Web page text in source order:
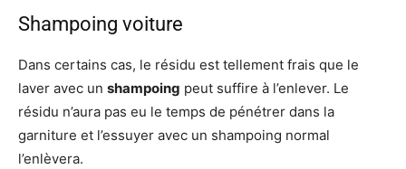
Shampoing voiture
Dans certains cas, le résidu est tellement frais que le
laver avec un shampoing peut suffire à l’enlever. Le
résidu n’aura pas eu le temps de pénétrer dans la
garniture et l’essuyer avec un shampoing normal
l’enlèvera.